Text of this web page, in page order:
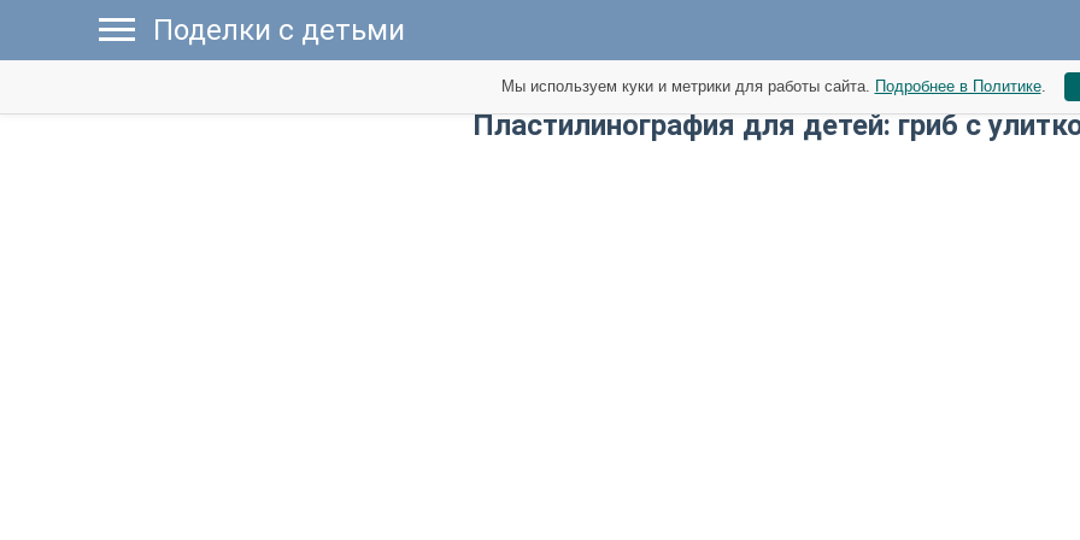
Поделки с детьми
​Пластилинография для детей: гриб с
Мы используем куки и метрики для работы сайта. Подробнее в Политике.